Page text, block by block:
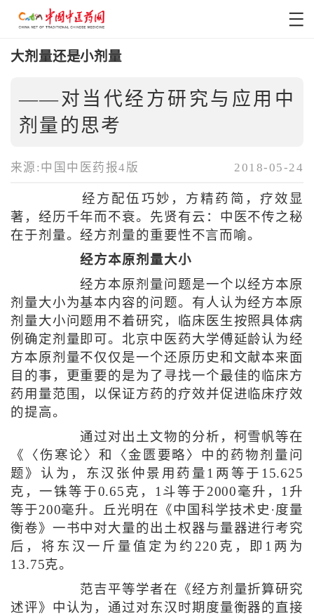
大剂量还是小剂量
——对当代经方研究与应用中
剂量的思考
来源:中国中医药报4版 2018-05-24
经方配伍巧妙，方精药简，疗效显
著，经历千年而不衰。先贤有云：中医不传之秘
在于剂量。经方剂量的重要性不言而喻。
经方本原剂量大小
经方本原剂量问题是一个以经方本原
剂量大小为基本内容的问题。有人认为经方本原
剂量大小问题用不着研究，临床医生按照具体病
例确定剂量即可。北京中医药大学傅延龄认为经
方本原剂量不仅仅是一个还原历史和文献本来面
目的事，更重要的是为了寻找一个最佳的临床方
药用量范围，以保证方药的疗效并促进临床疗效
的提高。
通过对出土文物的分析，柯雪帆等在
《〈伤寒论〉和〈金匮要略〉中的药物剂量问
题》认为，东汉张仲景用药量1两等于15.625
克，一铢等于0.65克，1斗等于2000毫升，1升
等于200毫升。丘光明在《中国科学技术史·度量
衡卷》一书中对大量的出土权器与量器进行考究
后，将东汉一斤量值定为约220克，即1两为
13.75克。
范吉平等学者在《经方剂量折算研究
述评》中认为，通过对东汉时期度量衡器的直接